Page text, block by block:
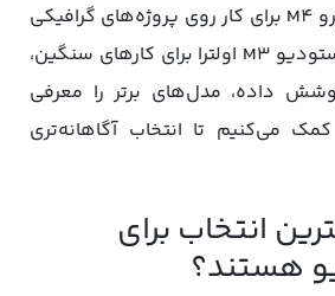
کاربران، از مک بوک پرو M4 برای کار روی پروژه‌های گرافیکی
در هر مکان تا مک استودیو M3 اولترا برای کارهای سنگین،
داده، مدل‌های برتر را معرفی
می‌کنیم تا انتخاب آگاهانه‌تری
انتخاب برای
هستند؟